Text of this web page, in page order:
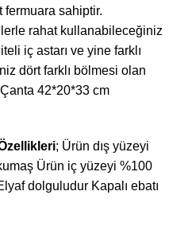
fermuara sahiptir.
rahat kullanabileceğiniz
iç astarı ve yine farklı
dört farklı bölmesi olan
42*20*33 cm
; Ürün dış yüzeyi
Ürün iç yüzeyi %100
dolguludur Kapalı ebatı